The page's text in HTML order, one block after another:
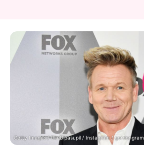
Getty Images / Dia Dipasupil / Instagram / gordongram